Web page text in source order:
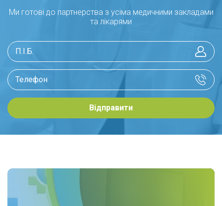
Ми готові до партнерства з усіма медичними закладами
та лікарями
Відправити